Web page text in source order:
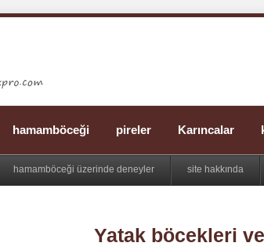
hamamböceği pireler Karıncalar
hamamböceği üzerinde deneyler site hakkında
Yatak böcekleri